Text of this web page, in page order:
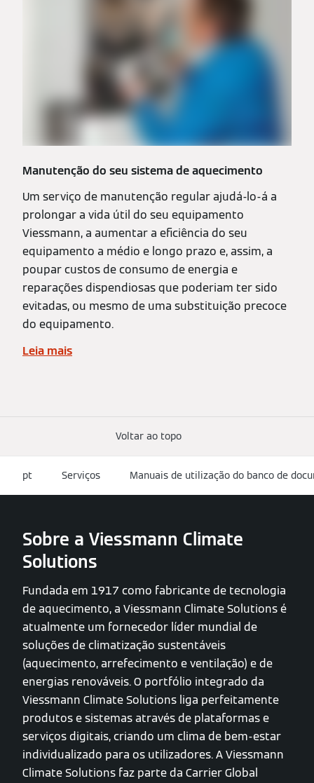
Manutenção do seu sistema de aquecimento
Um serviço de manutenção regular ajudá-lo-á a
prolongar a vida útil do seu equipamento
Viessmann, a aumentar a eficiência do seu
equipamento a médio e longo prazo e, assim, a
poupar custos de consumo de energia e
reparações dispendiosas que poderiam ter sido
evitadas, ou mesmo de uma substituição precoce
do equipamento.
Leia mais
Voltar ao topo
pt Serviços Manuais de utilização do banco de
Sobre a Viessmann Climate
Solutions
Fundada em 1917 como fabricante de tecnologia
de aquecimento, a Viessmann Climate Solutions é
atualmente um fornecedor líder mundial de
soluções de climatização sustentáveis
(aquecimento, arrefecimento e ventilação) e de
energias renováveis. O portfólio integrado da
Viessmann Climate Solutions liga perfeitamente
produtos e sistemas através de plataformas e
serviços digitais, criando um clima de bem-estar
individualizado para os utilizadores. A Viessmann
Climate Solutions faz parte da Carrier Global